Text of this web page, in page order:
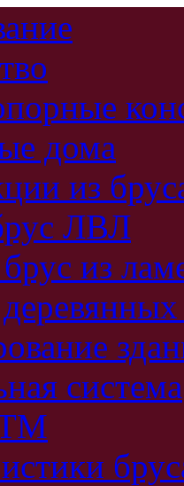
дома
из
ЛВЛ
из
система